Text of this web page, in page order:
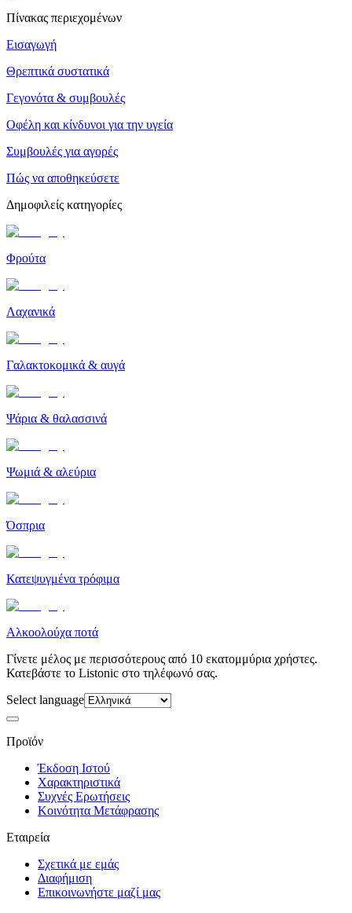
Πίνακας περιεχομένων
Εισαγωγή
Θρεπτικά συστατικά
Γεγονότα & συμβουλές
Οφέλη και κίνδυνοι για την υγεία
Συμβουλές για αγορές
Πώς να αποθηκεύσετε
Δημοφιλείς κατηγορίες
Φρούτα
Λαχανικά
Γαλακτοκομικά & αυγά
Ψάρια & θαλασσινά
Ψωμιά & αλεύρια
Όσπρια
Κατεψυγμένα τρόφιμα
Αλκοολούχα ποτά
Γίνετε μέλος με περισσότερους από 10 εκατομμύρια χρήστες.
Κατεβάστε το Listonic στο τηλέφωνό σας.
Select language
Προϊόν
Έκδοση Ιστού
Χαρακτηριστικά
Συχνές Ερωτήσεις
Κοινότητα Μετάφρασης
Εταιρεία
Σχετικά με εμάς
Διαφήμιση
Επικοινωνήστε μαζί μας